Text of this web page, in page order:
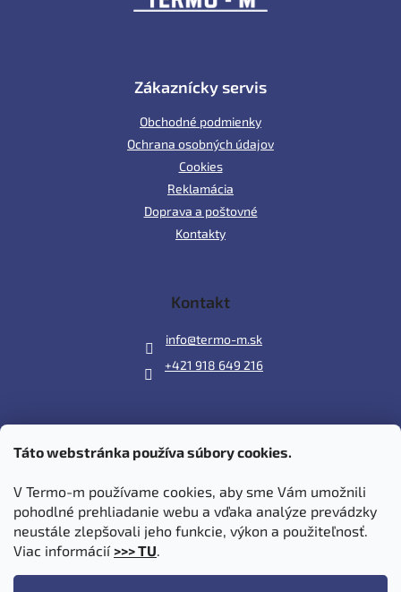
Táto webstránka používa súbory cookies.
V Termo-m používame cookies, aby sme Vám umožnili
pohodlné prehliadanie webu a vďaka analýze prevádzky
neustále zlepšovali jeho funkcie, výkon a použiteľnosť.
Viac informácií >>> TU.
Zákaznícky servis
Obchodné podmienky
Ochrana osobných údajov
Cookies
Reklamácia
Doprava a poštovné
Kontakty
Kontakt
info@termo-m.sk
+421 918 649 216
Prijímame online platby